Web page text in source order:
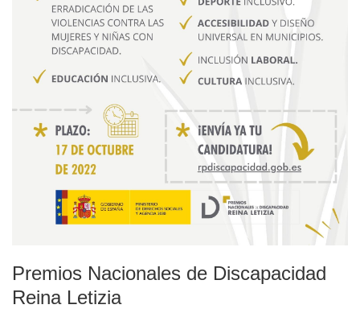
Premios Nacionales de Discapacidad
Reina Letizia